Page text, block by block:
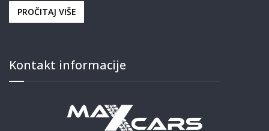
PROČITAJ VIŠE
Kontakt informacije